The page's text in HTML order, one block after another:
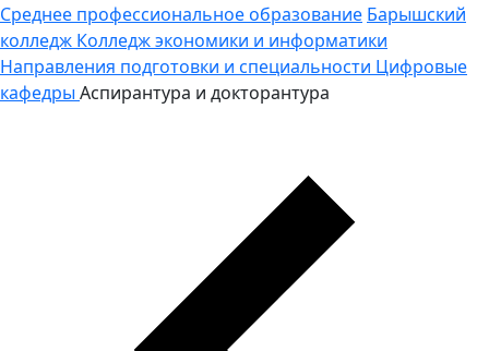
Среднее профессиональное образование Барышский
колледж Колледж экономики и информатики
Направления подготовки и специальности Цифровые
кафедры Аспирантура и докторантура